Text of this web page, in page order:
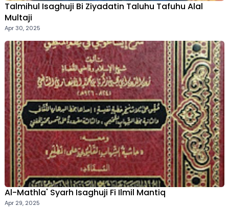
Talmihul Isaghuji Bi Ziyadatin Taluhu Tafuhu Alal
Multaji
Apr 30, 2025
Al-Mathla' Syarh Isaghuji Fi Ilmil Mantiq
Apr 29, 2025